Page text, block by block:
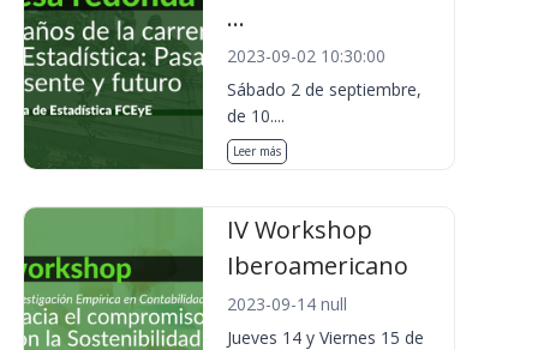
...
2023-09-02 10:30:00
Sábado 2 de septiembre,
de 10....
Leer más
IV Workshop
Iberoamericano
2023-09-14 null
Jueves 14 y Viernes 15 de